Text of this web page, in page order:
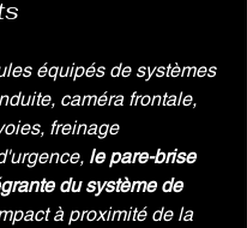
équipés de systèmes
caméra frontale,
freinage
le pare-brise
du système de
à proximité de la